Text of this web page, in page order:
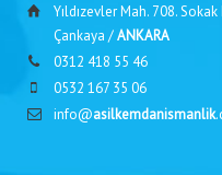
Yıldızevler Mah. 708.
Çankaya /ANKARA
0312 418 55 46
0532 167 35 06
info@asilkemdanismanlik